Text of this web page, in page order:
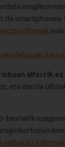
da
direnak
faltsuak datu
alferrik ez
eta denda
teoriarik
mehatxu